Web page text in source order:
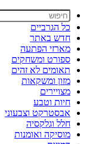
כל הגרביים
חדש באתר
מארזי הפתעה
ספורט ומשחקים
תאומים לא זהים
מזון ומשקאות
מצויירים
חיות וטבע
אבסטרקט וצבעוני
חלל וגלקסיה
מוסיקה ואומנות